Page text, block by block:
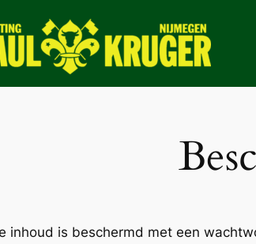
inhoud is beschermd met een